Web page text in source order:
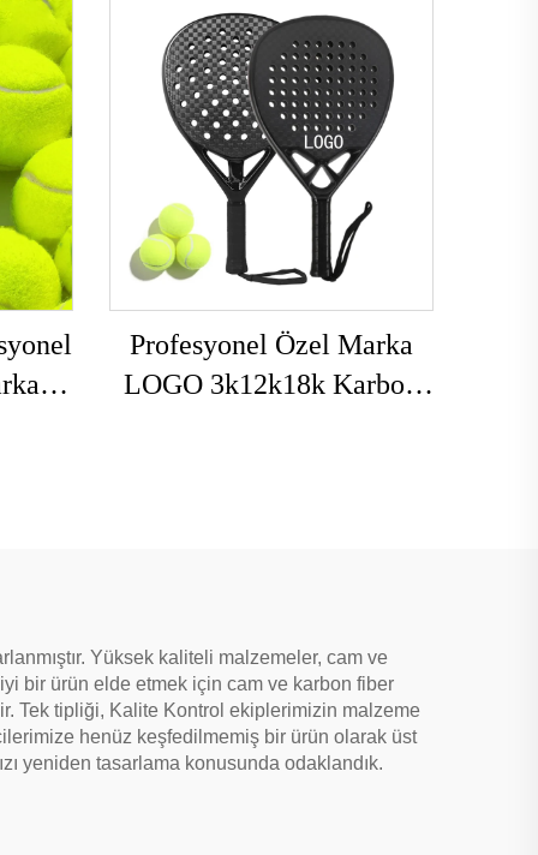
Profesyonel Özel Marka
LOGO 3k12k18k Karbon
Yüksek kaliteli malzemeler, cam ve
bir ürün elde etmek için cam ve karbon fiber
Tek tipliği, Kalite Kontrol ekiplerimizin malzeme
henüz keşfedilmemiş bir ürün olarak üst
yeniden tasarlama konusunda odaklandık.